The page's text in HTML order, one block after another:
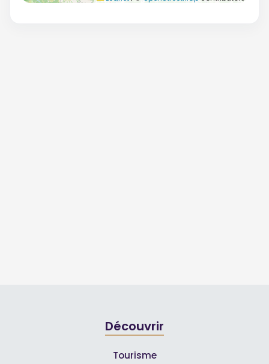
Découvrir
Tourisme